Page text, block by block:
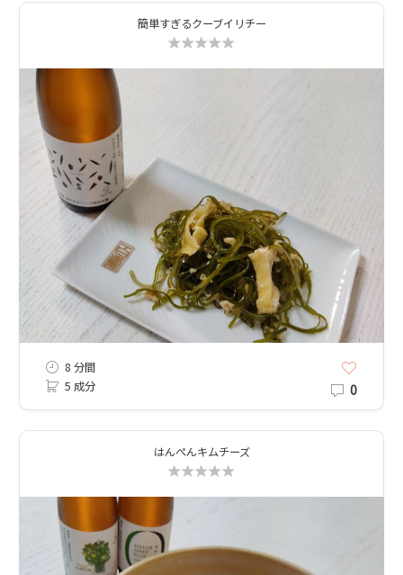
簡単すぎるクーブイリチー
8 分間
5 成分
0
はんぺんキムチーズ